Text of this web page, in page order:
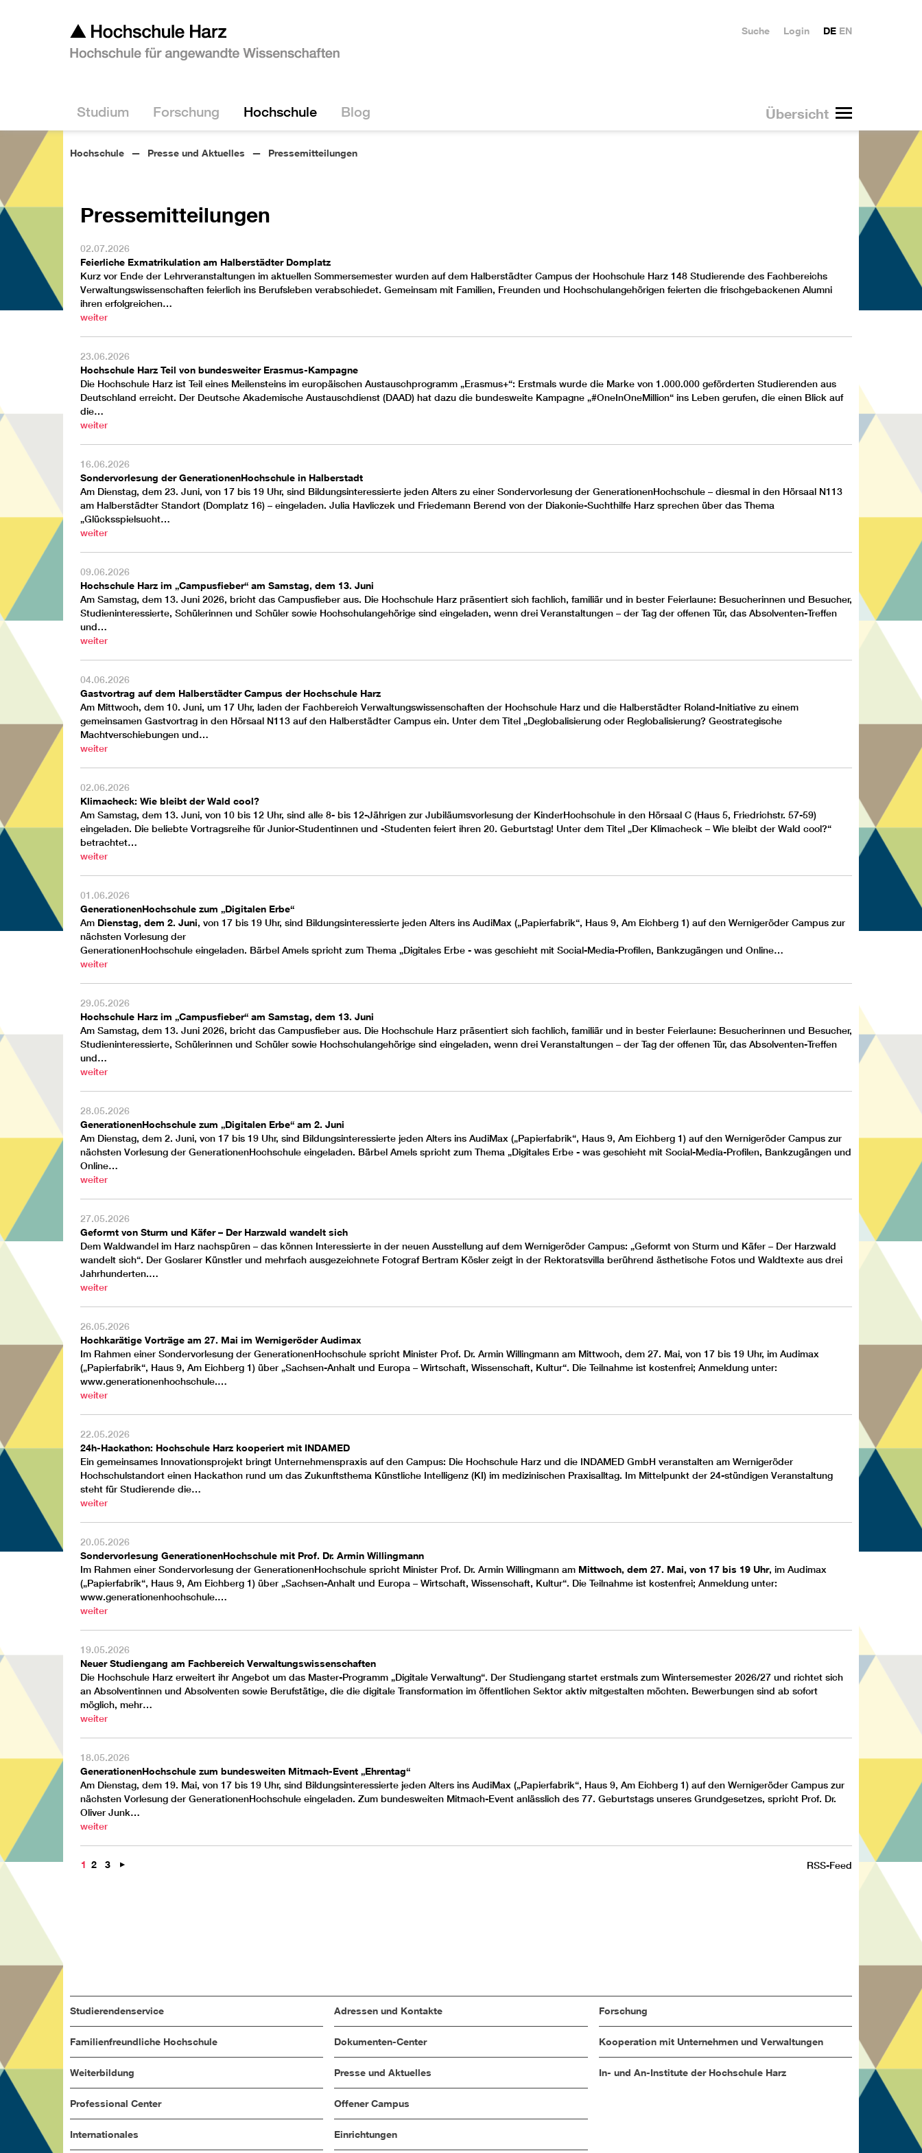
Übersicht
Studium Forschung Hochschule Blog
DE EN
Login
Suche
Hochschule Presse und Aktuelles Pressemitteilungen
Pressemitteilungen
02.07.2026
Feierliche Exmatrikulation am Halberstädter Domplatz
Kurz vor Ende der Lehrveranstaltungen im aktuellen Sommersemester wurden auf dem Halberstädter Campus der Hochschule Harz 148 Studierende des Fachbereichs
Verwaltungswissenschaften feierlich ins Berufsleben verabschiedet. Gemeinsam mit Familien, Freunden und Hochschulangehörigen feierten die frischgebackenen Alumni
ihren erfolgreichen…
weiter
23.06.2026
Hochschule Harz Teil von bundesweiter Erasmus-Kampagne
Die Hochschule Harz ist Teil eines Meilensteins im europäischen Austauschprogramm „Erasmus+“: Erstmals wurde die Marke von 1.000.000 geförderten Studierenden aus
Deutschland erreicht. Der Deutsche Akademische Austauschdienst (DAAD) hat dazu die bundesweite Kampagne „#OneInOneMillion“ ins Leben gerufen, die einen Blick auf
die…
weiter
16.06.2026
Sondervorlesung der GenerationenHochschule in Halberstadt
Am Dienstag, dem 23. Juni, von 17 bis 19 Uhr, sind Bildungsinteressierte jeden Alters zu einer Sondervorlesung der GenerationenHochschule – diesmal in den Hörsaal N113
am Halberstädter Standort (Domplatz 16) – eingeladen. Julia Havliczek und Friedemann Berend von der Diakonie-Suchthilfe Harz sprechen über das Thema
„Glücksspielsucht…
weiter
09.06.2026
Hochschule Harz im „Campusfieber“ am Samstag, dem 13. Juni
Am Samstag, dem 13. Juni 2026, bricht das Campusfieber aus. Die Hochschule Harz präsentiert sich fachlich, familiär und in bester Feierlaune: Besucherinnen und Besucher,
Studieninteressierte, Schülerinnen und Schüler sowie Hochschulangehörige sind eingeladen, wenn drei Veranstaltungen – der Tag der offenen Tür, das Absolventen-Treffen
und…
weiter
04.06.2026
Gastvortrag auf dem Halberstädter Campus der Hochschule Harz
Am Mittwoch, dem 10. Juni, um 17 Uhr, laden der Fachbereich Verwaltungswissenschaften der Hochschule Harz und die Halberstädter Roland-Initiative zu einem
gemeinsamen Gastvortrag in den Hörsaal N113 auf den Halberstädter Campus ein. Unter dem Titel „Deglobalisierung oder Reglobalisierung? Geostrategische
Machtverschiebungen und…
weiter
02.06.2026
Klimacheck: Wie bleibt der Wald cool?
Am Samstag, dem 13. Juni, von 10 bis 12 Uhr, sind alle 8- bis 12-Jährigen zur Jubiläumsvorlesung der KinderHochschule in den Hörsaal C (Haus 5, Friedrichstr. 57-59)
eingeladen. Die beliebte Vortragsreihe für Junior-Studentinnen und -Studenten feiert ihren 20. Geburtstag! Unter dem Titel „Der Klimacheck – Wie bleibt der Wald cool?“
betrachtet…
weiter
01.06.2026
GenerationenHochschule zum „Digitalen Erbe“
Am Dienstag, dem 2. Juni, von 17 bis 19 Uhr, sind Bildungsinteressierte jeden Alters ins AudiMax („Papierfabrik“, Haus 9, Am Eichberg 1) auf den Wernigeröder Campus zur
nächsten Vorlesung der
GenerationenHochschule eingeladen. Bärbel Amels spricht zum Thema „Digitales Erbe - was geschieht mit Social-Media-Profilen, Bankzugängen und Online…
weiter
29.05.2026
Hochschule Harz im „Campusfieber“ am Samstag, dem 13. Juni
Am Samstag, dem 13. Juni 2026, bricht das Campusfieber aus. Die Hochschule Harz präsentiert sich fachlich, familiär und in bester Feierlaune: Besucherinnen und Besucher,
Studieninteressierte, Schülerinnen und Schüler sowie Hochschulangehörige sind eingeladen, wenn drei Veranstaltungen – der Tag der offenen Tür, das Absolventen-Treffen
und…
weiter
28.05.2026
GenerationenHochschule zum „Digitalen Erbe“ am 2. Juni
Am Dienstag, dem 2. Juni, von 17 bis 19 Uhr, sind Bildungsinteressierte jeden Alters ins AudiMax („Papierfabrik“, Haus 9, Am Eichberg 1) auf den Wernigeröder Campus zur
nächsten Vorlesung der GenerationenHochschule eingeladen. Bärbel Amels spricht zum Thema „Digitales Erbe - was geschieht mit Social-Media-Profilen, Bankzugängen und
Online…
weiter
27.05.2026
Geformt von Sturm und Käfer – Der Harzwald wandelt sich
Dem Waldwandel im Harz nachspüren – das können Interessierte in der neuen Ausstellung auf dem Wernigeröder Campus: „Geformt von Sturm und Käfer – Der Harzwald
wandelt sich“. Der Goslarer Künstler und mehrfach ausgezeichnete Fotograf Bertram Kösler zeigt in der Rektoratsvilla berührend ästhetische Fotos und Waldtexte aus drei
Jahrhunderten.…
weiter
26.05.2026
Hochkarätige Vorträge am 27. Mai im Wernigeröder Audimax
Im Rahmen einer Sondervorlesung der GenerationenHochschule spricht Minister Prof. Dr. Armin Willingmann am Mittwoch, dem 27. Mai, von 17 bis 19 Uhr, im Audimax
(„Papierfabrik“, Haus 9, Am Eichberg 1) über „Sachsen-Anhalt und Europa – Wirtschaft, Wissenschaft, Kultur“. Die Teilnahme ist kostenfrei; Anmeldung unter:
www.generationenhochschule.…
weiter
22.05.2026
24h-Hackathon: Hochschule Harz kooperiert mit INDAMED
Ein gemeinsames Innovationsprojekt bringt Unternehmenspraxis auf den Campus: Die Hochschule Harz und die INDAMED GmbH veranstalten am Wernigeröder
Hochschulstandort einen Hackathon rund um das Zukunftsthema Künstliche Intelligenz (KI) im medizinischen Praxisalltag. Im Mittelpunkt der 24-stündigen Veranstaltung
steht für Studierende die…
weiter
20.05.2026
Sondervorlesung GenerationenHochschule mit Prof. Dr. Armin Willingmann
Im Rahmen einer Sondervorlesung der GenerationenHochschule spricht Minister Prof. Dr. Armin Willingmann am Mittwoch, dem 27. Mai, von 17 bis 19 Uhr, im Audimax
(„Papierfabrik“, Haus 9, Am Eichberg 1) über „Sachsen-Anhalt und Europa – Wirtschaft, Wissenschaft, Kultur“. Die Teilnahme ist kostenfrei; Anmeldung unter:
www.generationenhochschule.…
weiter
19.05.2026
Neuer Studiengang am Fachbereich Verwaltungswissenschaften
Die Hochschule Harz erweitert ihr Angebot um das Master-Programm „Digitale Verwaltung“. Der Studiengang startet erstmals zum Wintersemester 2026/27 und richtet sich
an Absolventinnen und Absolventen sowie Berufstätige, die die digitale Transformation im öffentlichen Sektor aktiv mitgestalten möchten. Bewerbungen sind ab sofort
möglich, mehr…
weiter
18.05.2026
GenerationenHochschule zum bundesweiten Mitmach-Event „Ehrentag“
Am Dienstag, dem 19. Mai, von 17 bis 19 Uhr, sind Bildungsinteressierte jeden Alters ins AudiMax („Papierfabrik“, Haus 9, Am Eichberg 1) auf den Wernigeröder Campus zur
nächsten Vorlesung der GenerationenHochschule eingeladen. Zum bundesweiten Mitmach-Event anlässlich des 77. Geburtstags unseres Grundgesetzes, spricht Prof. Dr.
Oliver Junk…
weiter
1 2 3 RSS-Feed
Studierendenservice
Familienfreundliche Hochschule
Weiterbildung
Professional Center
Internationales
Adressen und Kontakte
Dokumenten-Center
Presse und Aktuelles
Offener Campus
Einrichtungen
Forschung
Kooperation mit Unternehmen und Verwaltungen
In- und An-Institute der Hochschule Harz